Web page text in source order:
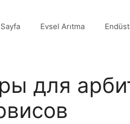
Evsel Arıtma
для